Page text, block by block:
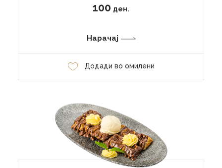
100 ден.
Нарачај
Додади во омилени